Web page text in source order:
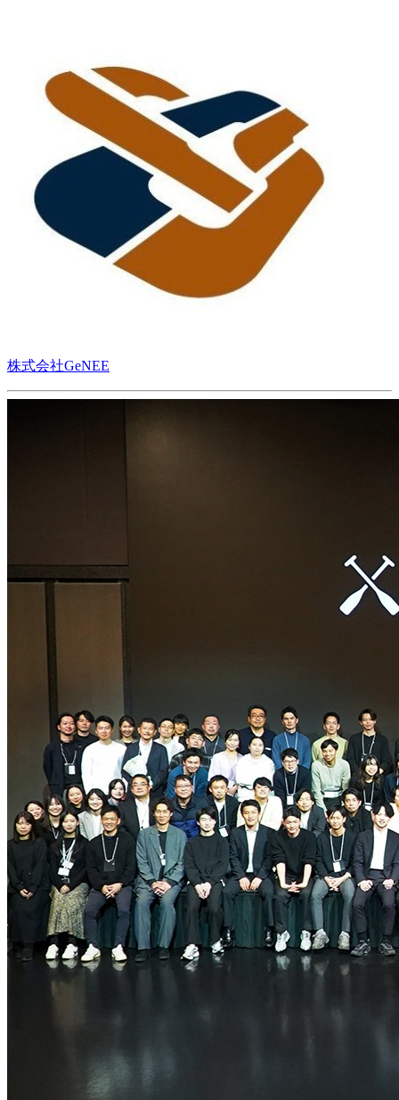
株式会社GeNEE